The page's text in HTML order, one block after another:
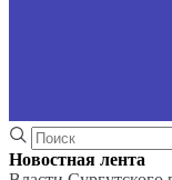
Новостная лента